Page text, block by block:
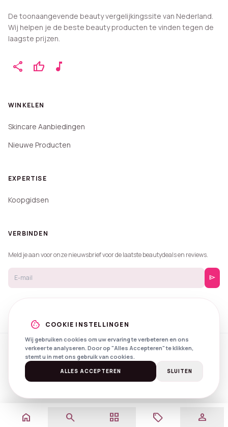
home search grid_view local_offer person
De toonaangevende beauty vergelijkingssite van Nederland.
Wij helpen je de beste beauty producten te vinden tegen de
laagste prijzen.
share thumb_up music_note
WINKELEN
Skincare Aanbiedingen
Nieuwe Producten
EXPERTISE
Koopgidsen
VERBINDEN
Meld je aan voor onze nieuwsbrief voor de laatste beautydeals en reviews.
send
© 2026 Beautyprijzen.
Created with
byNXS Digital
SpotlightsPrivacyVoorwaarden
cookie COOKIE INSTELLINGEN
Wij gebruiken cookies om uw ervaring te verbeteren en ons
verkeer te analyseren. Door op "Alles Accepteren" te klikken,
stemt u in met ons gebruik van cookies.
ALLES ACCEPTEREN SLUITEN